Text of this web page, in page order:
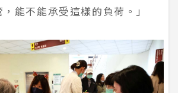
能不能承受這樣的負荷。」